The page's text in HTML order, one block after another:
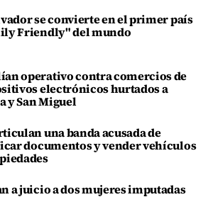
se convierte en el primer país
Friendly" del mundo
operativo contra comercios de
electrónicos hurtados a
y San Miguel
una banda acusada de
documentos y vender vehículos
a juicio a dos mujeres imputadas